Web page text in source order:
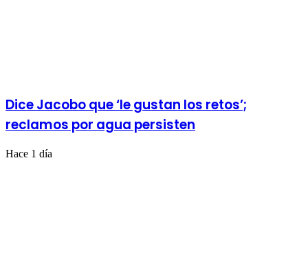
Dice Jacobo que ‘le gustan los retos’;
reclamos por agua persisten
Hace 1 día